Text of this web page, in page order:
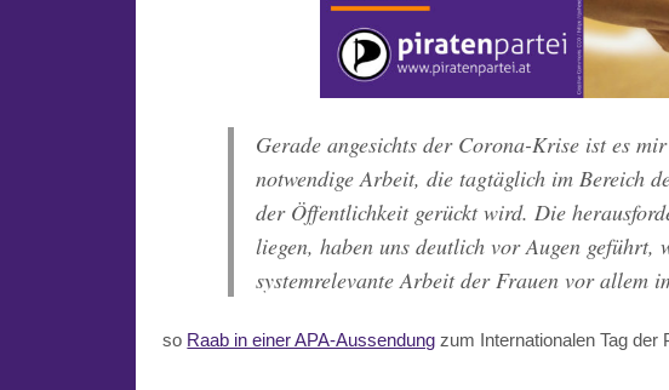
Gerade angesichts der Corona-Krise ist es
notwendige Arbeit, die tagtäglich im Bereich
der Öffentlichkeit gerückt wird. Die
liegen, haben uns deutlich vor Augen geführt,
systemrelevante Arbeit der Frauen vor allem
so Raab in einer APA-Aussendung zum Internationalen Tag der